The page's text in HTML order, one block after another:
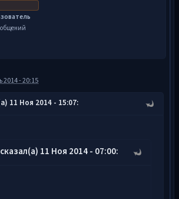
2014 - 20:15
11 Ноя 2014 - 15:07:
11 Ноя 2014 - 07:00: